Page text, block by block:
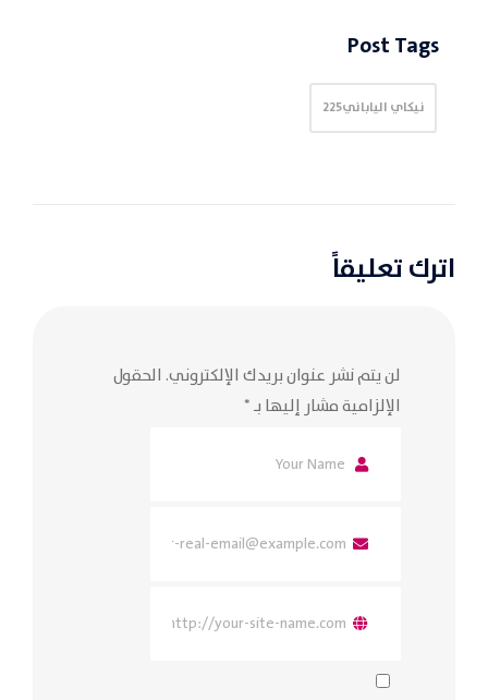
Post Tags
نيكاي الياباني225
اترك تعليقاً
لن يتم نشر عنوان بريدك الإلكتروني. الحقول
الإلزامية مشار إليها بـ*